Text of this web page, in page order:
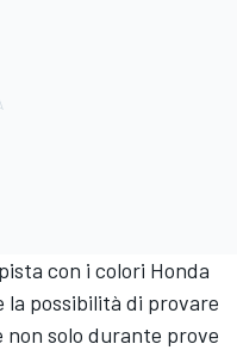
con i colori Honda
possibilità di provare
non solo durante prove